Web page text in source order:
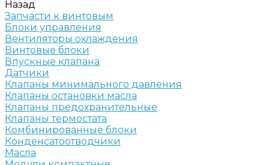
Назад
Запчасти к винтовым
Блоки управления
Вентиляторы охлаждения
Винтовые блоки
Впускные клапана
Датчики
Клапаны минимального давления
Клапаны остановки масла
Клапаны предохранительные
Клапаны термостата
Комбинированные блоки
Конденсатоотводчики
Масла